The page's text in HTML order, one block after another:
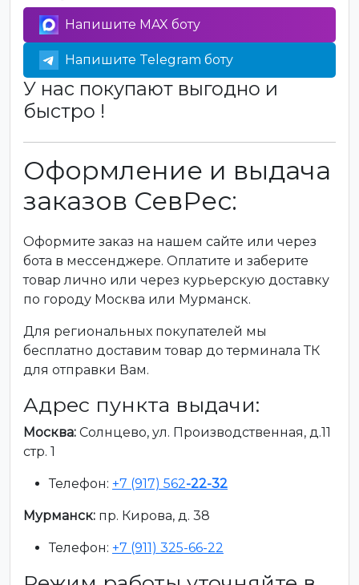
Напишите MAX боту
Напишите Telegram боту
У нас покупают выгодно и
быстро !
Оформление и выдача
заказов СевРес:
Оформите заказ на нашем сайте или через
бота в мессенджере. Оплатите и заберите
товар лично или через курьерскую доставку
по городу Москва или Мурманск.
Для региональных покупателей мы
бесплатно доставим товар до терминала ТК
для отправки Вам.
Адрес пункта выдачи:
Москва: Солнцево, ул. Производственная, д.11
стр. 1
Телефон: +7 (917) 562-22-32
Мурманск: пр. Кирова, д. 38
Телефон: +7 (911) 325-66-22